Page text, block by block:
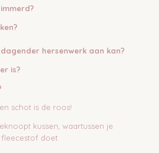
hersenwerk aan kan?
is?
schot is de roos!
kussen, waartussen je
doet.